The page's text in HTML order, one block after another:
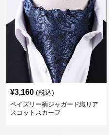
¥3,160 (税込)
ペイズリー柄ジャガード織りア
スコットスカーフ